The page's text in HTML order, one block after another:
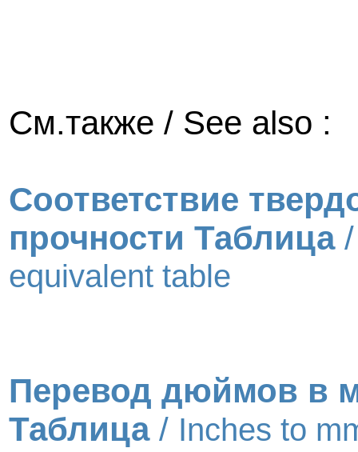
См.также / See also :
Соответствие
прочности Таблица
equivalent table
Перевод дюймов в
Таблица/ Inches to